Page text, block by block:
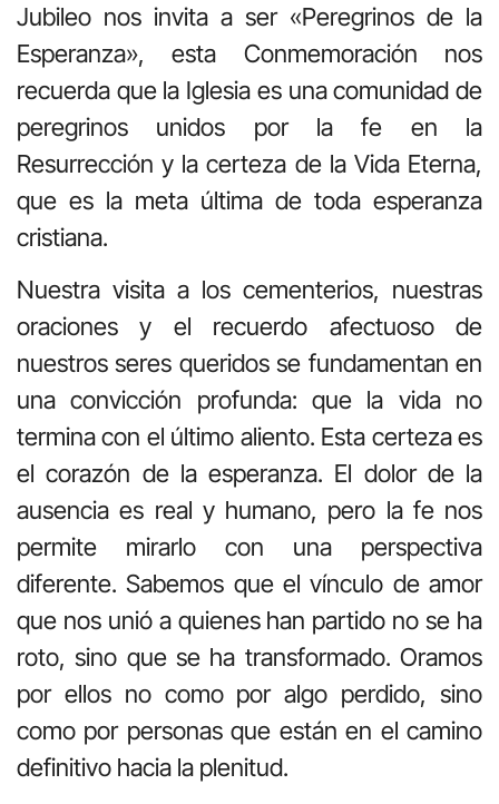
Jubileo nos invita a ser «Peregrinos de la
Esperanza», esta Conmemoración nos
recuerda que la Iglesia es una comunidad de
peregrinos unidos por la fe en la
Resurrección y la certeza de la Vida Eterna,
que es la meta última de toda esperanza
cristiana.
Nuestra visita a los cementerios, nuestras
oraciones y el recuerdo afectuoso de
nuestros seres queridos se fundamentan en
una convicción profunda: que la vida no
termina con el último aliento. Esta certeza es
el corazón de la esperanza. El dolor de la
ausencia es real y humano, pero la fe nos
permite mirarlo con una perspectiva
diferente. Sabemos que el vínculo de amor
que nos unió a quienes han partido no se ha
roto, sino que se ha transformado. Oramos
por ellos no como por algo perdido, sino
como por personas que están en el camino
definitivo hacia la plenitud.